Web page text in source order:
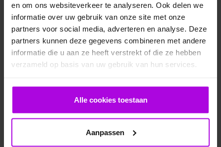
en om ons websiteverkeer te analyseren. Ook delen we
informatie over uw gebruik van onze site met onze
partners voor social media, adverteren en analyse. Deze
partners kunnen deze gegevens combineren met andere
informatie die u aan ze heeft verstrekt of die ze hebben
verzameld op basis van uw gebruik van hun services.
Alle cookies toestaan
Aanpassen
Veelgestelde vragen
Ontwormen pup
Een konijn in huis – advies over de verzorging